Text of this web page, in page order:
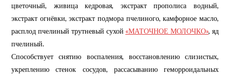
цветочный, живица кедровая, экстракт прополиса водный,
экстракт огнёвки, экстракт подмора пчелиного, камфорное масло,
расплод пчелиный трутневый сухой «МАТОЧНОЕ МОЛОЧКО», яд
пчелиный.
Способствует снятию воспаления, восстановлению слизистых,
укреплению стенок сосудов, рассасыванию геморроидальных